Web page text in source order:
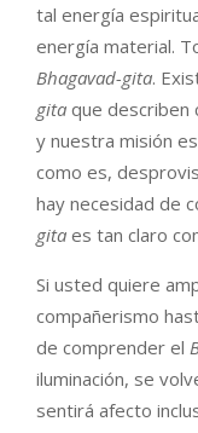
tal energía
energía material.
Bhagavad-gita.
gita que describen
y nuestra misión
como es,
hay necesidad de
gita es tan claro
Si usted quiere
compañerismo
de comprender el
iluminación, se
sentirá afecto